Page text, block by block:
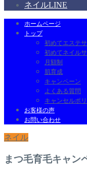
ネイルLINE
ホームページ
トップ
初めてエステ
初めてネイル
月額制
肌育成
キャンペーン
よくある質問
キャンセルポ
お客様の声
お問い合わせ
ネイル
まつ毛育毛キャン